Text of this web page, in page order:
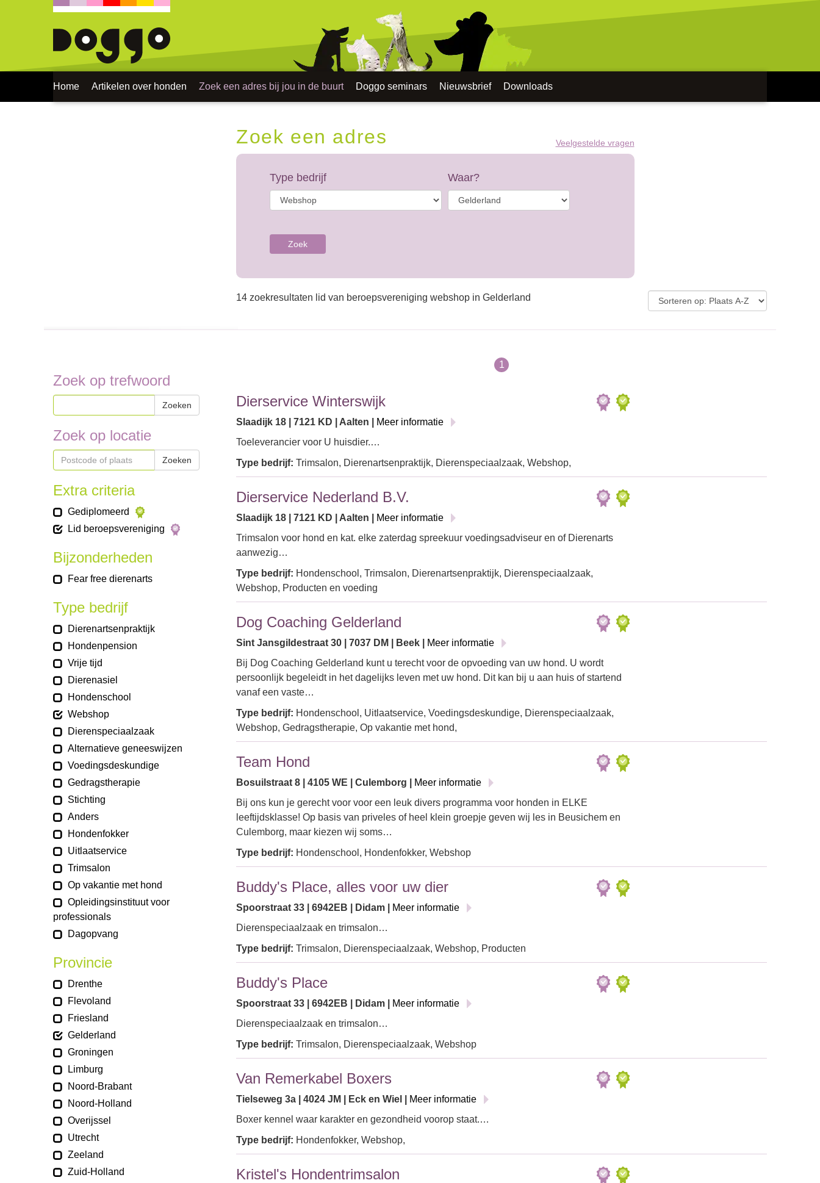
Home Artikelen over honden Zoek een adres bij jou in de buurt Doggo seminars Nieuwsbrief Downloads
Zoek een adres Veelgestelde vragen
Type bedrijf Waar?
Zoek
14 zoekresultaten lid van beroepsvereniging webshop in Gelderland
Zoek op trefwoord
Zoeken
Zoek op locatie
Zoeken
Extra criteria
Gediplomeerd
Lid beroepsvereniging
Bijzonderheden
Fear free dierenarts
Type bedrijf
Dierenartsenpraktijk
Hondenpension
Vrije tijd
Dierenasiel
Hondenschool
Webshop
Dierenspeciaalzaak
Alternatieve geneeswijzen
Voedingsdeskundige
Gedragstherapie
Stichting
Anders
Hondenfokker
Uitlaatservice
Trimsalon
Op vakantie met hond
Opleidingsinstituut voor
professionals
Dagopvang
Provincie
Drenthe
Flevoland
Friesland
Gelderland
Groningen
Limburg
Noord-Brabant
Noord-Holland
Overijssel
Utrecht
Zeeland
Zuid-Holland
1
Dierservice Winterswijk
Slaadijk 18 | 7121 KD | Aalten |
Meer informatie
Toeleverancier voor U huisdier.…
Type bedrijf: Trimsalon, Dierenartsenpraktijk, Dierenspeciaalzaak, Webshop,
Dierservice Nederland B.V.
Slaadijk 18 | 7121 KD | Aalten |
Meer informatie
Trimsalon voor hond en kat. elke zaterdag spreekuur voedingsadviseur en of Dierenarts
aanwezig…
Type bedrijf: Hondenschool, Trimsalon, Dierenartsenpraktijk, Dierenspeciaalzaak,
Webshop, Producten en voeding
Dog Coaching Gelderland
Sint Jansgildestraat 30 | 7037 DM | Beek |
Meer informatie
Bij Dog Coaching Gelderland kunt u terecht voor de opvoeding van uw hond. U wordt
persoonlijk begeleidt in het dagelijks leven met uw hond. Dit kan bij u aan huis of startend
vanaf een vaste…
Type bedrijf: Hondenschool, Uitlaatservice, Voedingsdeskundige, Dierenspeciaalzaak,
Webshop, Gedragstherapie, Op vakantie met hond,
Team Hond
Bosuilstraat 8 | 4105 WE | Culemborg |
Meer informatie
Bij ons kun je gerecht voor voor een leuk divers programma voor honden in ELKE
leeftijdsklasse! Op basis van priveles of heel klein groepje geven wij les in Beusichem en
Culemborg, maar kiezen wij soms…
Type bedrijf: Hondenschool, Hondenfokker, Webshop
Buddy's Place, alles voor uw dier
Spoorstraat 33 | 6942EB | Didam |
Meer informatie
Dierenspeciaalzaak en trimsalon…
Type bedrijf: Trimsalon, Dierenspeciaalzaak, Webshop, Producten
Buddy's Place
Spoorstraat 33 | 6942EB | Didam |
Meer informatie
Dierenspeciaalzaak en trimsalon…
Type bedrijf: Trimsalon, Dierenspeciaalzaak, Webshop
Van Remerkabel Boxers
Tielseweg 3a | 4024 JM | Eck en Wiel |
Meer informatie
Boxer kennel waar karakter en gezondheid voorop staat.…
Type bedrijf: Hondenfokker, Webshop,
Kristel's Hondentrimsalon